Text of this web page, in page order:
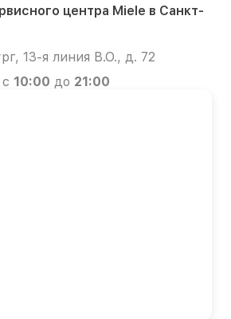
центра Miele в Санкт-
13-я линия В.О., д. 72
с 10:00 до 21:00